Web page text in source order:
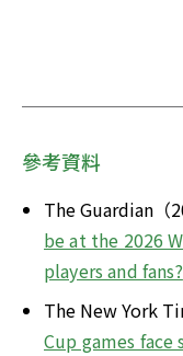
參考資料
The Guardian（
be at the 2026
players and fans?
The New York
Cup games